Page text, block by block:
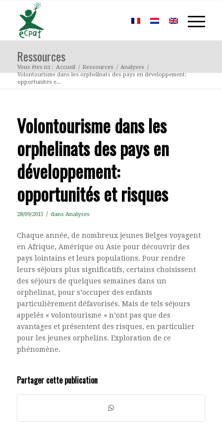
Ressources
Vous êtes ici : Accueil / Ressources / Analyses /
Volontourisme dans les orphelinats des pays en développement:
opportunités e...
Volontourisme dans les
orphelinats des pays en
développement:
opportunités et risques
28/09/2015 / dans Analyses
Chaque année, de nombreux jeunes Belges voyagent
en Afrique, Amérique ou Asie pour découvrir des
pays lointains et leurs populations. Pour rendre
leurs séjours plus significatifs, certains choisissent
des séjours de quelques semaines dans un
orphelinat, pour s’occuper des enfants
particulièrement défavorisés. Mais de tels séjours
appelés « volontourisme » n’ont pas que des
avantages et présentent des risques, en particulier
pour les jeunes orphelins. Exploration de ce
phénomène.
Partager cette publication